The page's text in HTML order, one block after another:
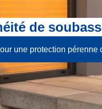
de
une protection pérenne